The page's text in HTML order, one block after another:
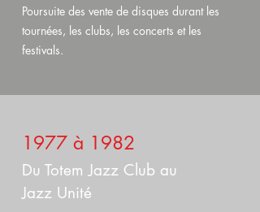
Poursuite des vente de disques durant les
tournées, les clubs, les concerts et les
festivals.
1977 à 1982
Du Totem Jazz Club au
Jazz Unité